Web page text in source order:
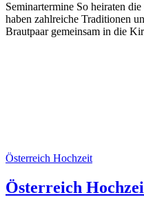
Seminartermine So heiraten
haben zahlreiche Traditionen
Brautpaar gemeinsam in die
Österreich Hochzeit
Österreich